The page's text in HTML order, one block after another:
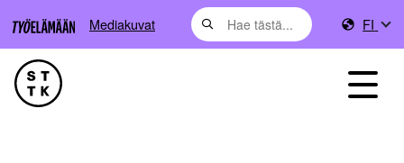
Mediakuvat FI